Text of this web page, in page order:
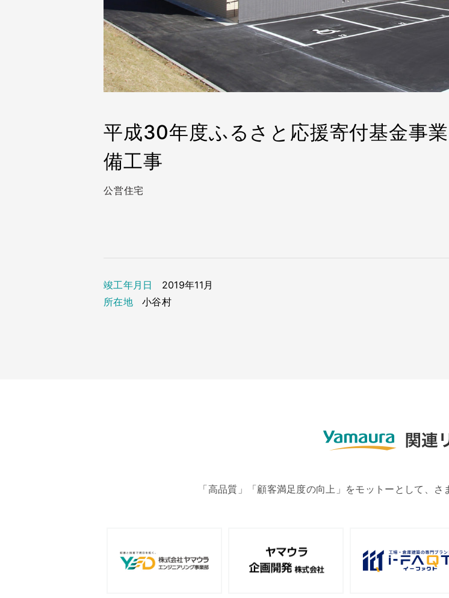
平成30年度ふるさと応援寄付基金事
備工事
公営住宅
竣工年月日
2019年11月
所在地
小谷村
「高品質」「顧客満足度の向上」をモットーとして、さ